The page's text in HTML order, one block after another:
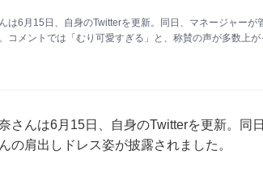
は6月15日、自身のTwitterを更新。同日、マネージャー
コメントでは「むり可愛すぎる」と、称賛の声が多数上が
さんは6月15日、自身のTwitterを更新。同
の肩出しドレス姿が披露されました。